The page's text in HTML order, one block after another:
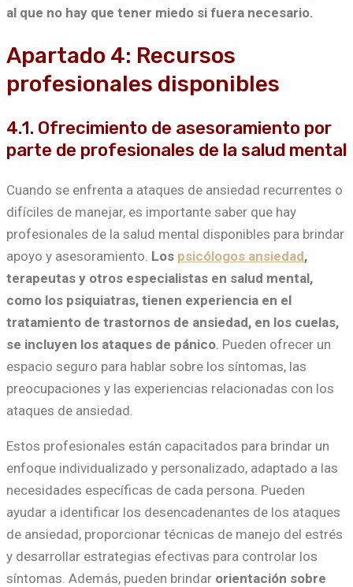
al que no hay que tener miedo si fuera necesario.
Apartado 4: Recursos
profesionales disponibles
4.1. Ofrecimiento de asesoramiento por
parte de profesionales de la salud mental
Cuando se enfrenta a ataques de ansiedad recurrentes o
difíciles de manejar, es importante saber que hay
profesionales de la salud mental disponibles para brindar
apoyo y asesoramiento. Los psicólogos ansiedad,
terapeutas y otros especialistas en salud mental,
como los psiquiatras, tienen experiencia en el
tratamiento de trastornos de ansiedad, en los cuelas,
se incluyen los ataques de pánico . Pueden ofrecer un
espacio seguro para hablar sobre los síntomas, las
preocupaciones y las experiencias relacionadas con los
ataques de ansiedad.
Estos profesionales están capacitados para brindar un
enfoque individualizado y personalizado, adaptado a las
necesidades específicas de cada persona. Pueden
ayudar a identificar los desencadenantes de los ataques
de ansiedad, proporcionar técnicas de manejo del estrés
y desarrollar estrategias efectivas para controlar los
síntomas. Además, pueden brindar orientación sobre